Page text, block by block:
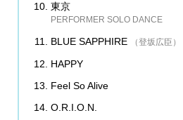
東京
PERFORMER SOLO DANCE
BLUE SAPPHIRE （登坂広臣）
HAPPY
Feel So Alive
O.R.I.O.N.